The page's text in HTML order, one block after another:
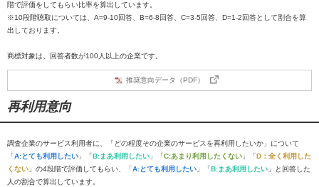
階で評価をしてもらい比率を算出しています。
※10段階聴取については、A=9-10回答、B=6-8回答、C=3-5回答、D=1-2回答として割合を算
出しております。
商標対象は、回答者数が100人以上の企業です。
推奨意向データ（PDF）
再利用意向
調査企業のサービス利用者に、「どの程度その企業のサービスを再利用したいか」について
「A:とても利用したい 」「B:まあ利用したい 」「C:あまり利用したくない 」「D：全く利用した
くない 」の4段階で評価してもらい、「A:とても利用したい 」「B:まあ利用したい 」と回答した
人の割合で算出しています。